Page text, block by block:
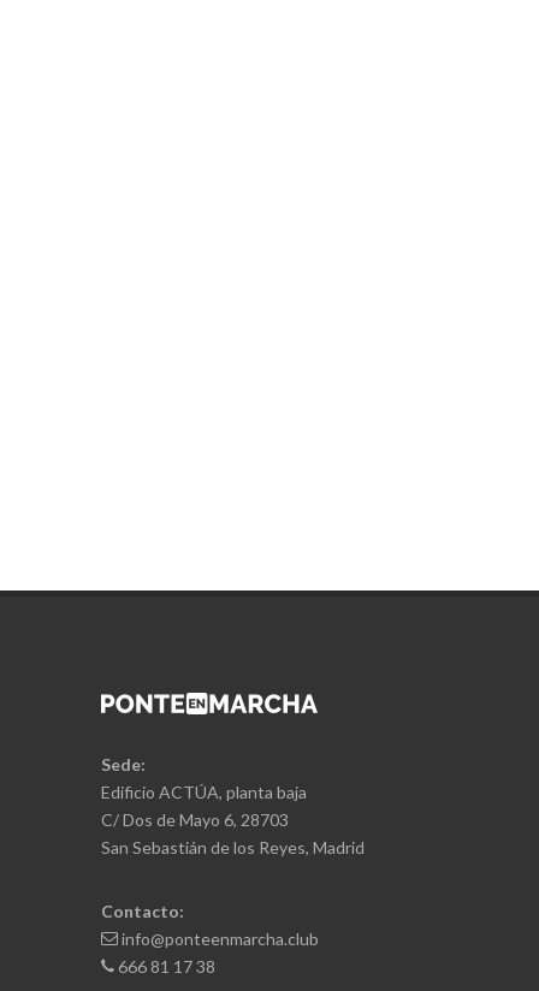
Sede:
Edificio ACTÚA, planta baja
C/ Dos de Mayo 6, 28703
San Sebastián de los Reyes, Madrid
Contacto:
info@ponteenmarcha.club
666 81 17 38